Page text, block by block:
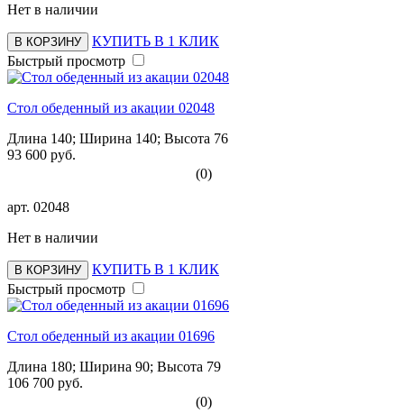
Нет в наличии
В КОРЗИНУ
КУПИТЬ В 1 КЛИК
Быстрый просмотр
Стол обеденный из акации 02048
Длина 140; Ширина 140; Высота 76
93 600 руб.
(0)
арт. 02048
Нет в наличии
В КОРЗИНУ
КУПИТЬ В 1 КЛИК
Быстрый просмотр
Стол обеденный из акации 01696
Длина 180; Ширина 90; Высота 79
106 700 руб.
(0)